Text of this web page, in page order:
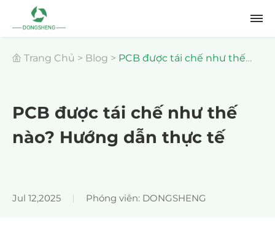
Trang Chủ > Blog > PCB được tái chế như thế
PCB được tái chế như thế
nào? Hướng dẫn thực tế
Jul 12,2025 Phóng viên: DONGSHENG